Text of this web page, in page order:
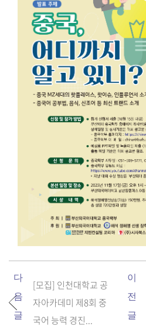
다
음
글
[모집] 인천대학교 공
자아카데미 제8회 중
국어 능력 경진...
이
전
글